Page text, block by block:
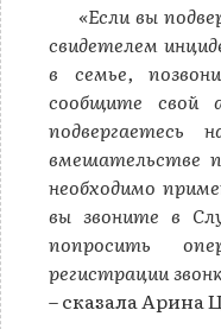
«Если вы
свидетелем
в семье,
сообщите свой
подвергаетесь
вмешательстве
необходимо
вы звоните в
попросить
регистрации
– сказала Арина